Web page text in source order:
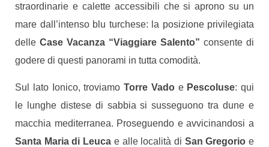
straordinarie e calette accessibili che si aprono su un
mare dall’intenso blu turchese: la posizione privilegiata
delle Case Vacanza “Viaggiare Salento” consente di
godere di questi panorami in tutta comodità.
Sul lato Ionico, troviamo Torre Vadoe Pescoluse: qui
le lunghe distese di sabbia si susseguono tra dune e
macchia mediterranea. Proseguendo e avvicinandosi a
Santa Maria di Leuca e alle località di San Gregorio e